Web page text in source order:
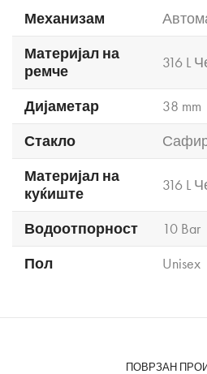
Механизам
Материјал на
ремче
316 L
Дијаметар
38 mm
Стакло
Материјал на
куќиште
316 L
Водоотпорност
10 Bar
Пол
Unisex
ПОВРЗАН